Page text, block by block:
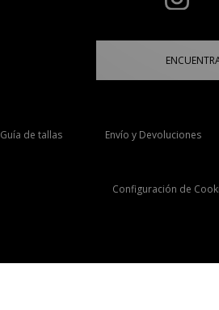
Guía de tallas Envío y Devoluciones
Configuración de